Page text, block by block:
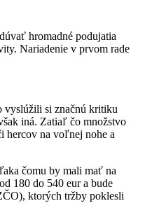
hromadné podujatia
Nariadenie v prvom rade
vyslúžili si značnú kritiku
iná. Zatiaľ čo množstvo
hercov na voľnej nohe a
čomu by mali mať na
180 do 540 eur a bude
ktorých tržby poklesli